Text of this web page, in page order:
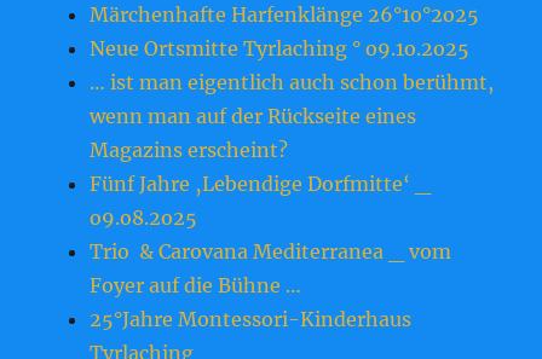
Märchenhafte Harfenklänge 26°1o°2o25
Neue Ortsmitte Tyrlaching ° o9.1o.2o25
… ist man eigentlich auch schon berühmt,
wenn man auf der Rückseite eines
Magazins erscheint?
Fünf Jahre ‚Lebendige Dorfmitte‘ _
o9.o8.2o25
Trio & Carovana Mediterranea _ vom
Foyer auf die Bühne …
25°Jahre Montessori-Kinderhaus
Tyrlaching